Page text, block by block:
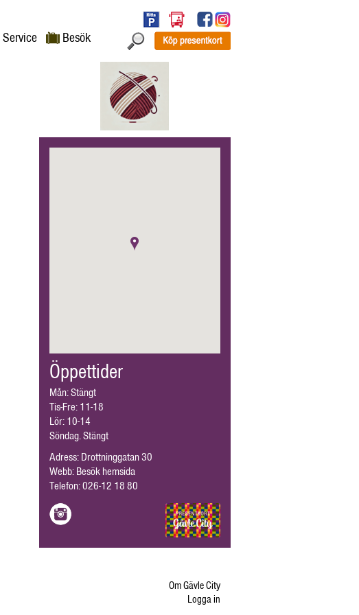
Service Besök
Öppettider
Mån: Stängt
Tis-Fre: 11-18
Lör: 10-14
Söndag. Stängt
Adress: Drottninggatan 30
Webb:Besök hemsida
Telefon:026-12 18 80
Om Gävle City
Logga in